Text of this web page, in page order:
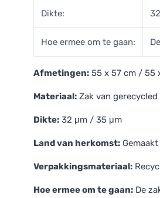
Dikte:
Hoe ermee om te gaan:
Afmetingen: 55 x 57 cm / 55
Materiaal: Zak van
Dikte: 32 μm / 35 μm
Land van herkomst:
Verpakkingsmateriaal:
Hoe ermee om te gaan: De